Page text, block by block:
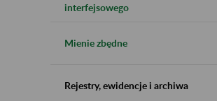
interfejsowego
Mienie zbędne
Rejestry, ewidencje i archiwa